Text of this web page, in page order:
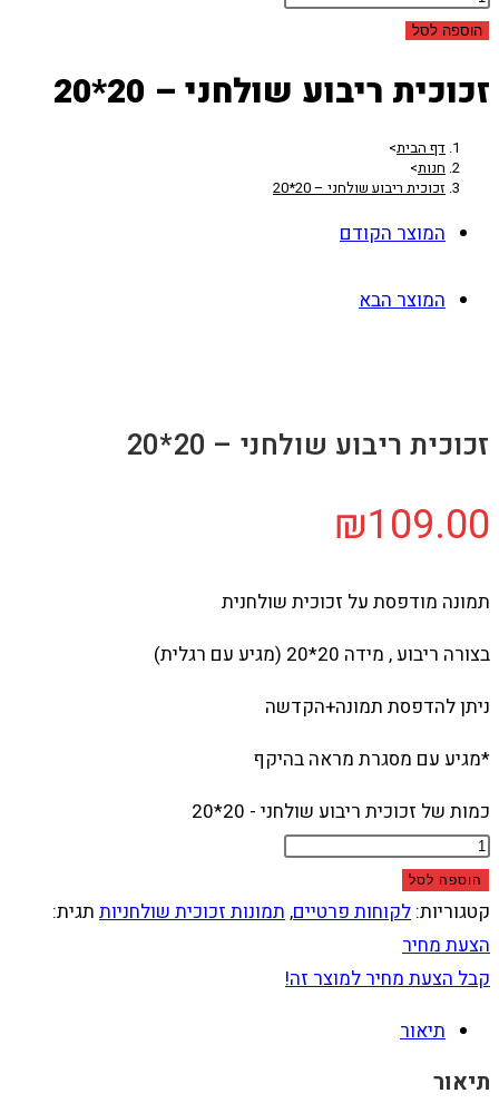
הוספה לסל
זכוכית ריבוע שולחני – 20*20
דף הבית>
חנות>
זכוכית ריבוע שולחני – 20*20
המוצר הקודם
המוצר הבא
זכוכית ריבוע שולחני – 20*20
₪109.00
תמונה מודפסת על זכוכית שולחנית
בצורה ריבוע , מידה 20*20 (מגיע עם רגלית)
ניתן להדפסת תמונה+הקדשה
*מגיע עם מסגרת מראה בהיקף
כמות של זכוכית ריבוע שולחני - 20*20
הוספה לסל
קטגוריות: לקוחות פרטיים, תמונות זכוכית שולחניות תגית:
הצעת מחיר
קבל הצעת מחיר למוצר זה!
תיאור
תיאור